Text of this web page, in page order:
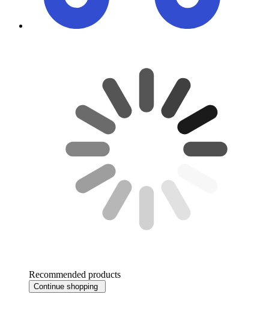
Recommended products
Continue shopping